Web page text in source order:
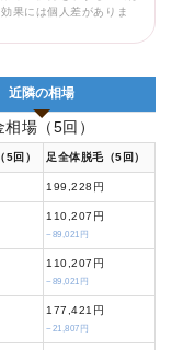
果には個人差がありま
近隣の相場
場（5回）
5回） 足全体脱毛（5回）
199,228円
110,207円
−89,021円
110,207円
−89,021円
177,421円
−21,807円